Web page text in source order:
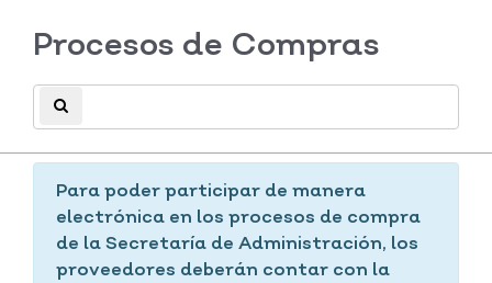
Procesos de Compras
Para poder participar de manera
electrónica en los procesos de compra
de la Secretaría de Administración, los
proveedores deberán contar con la